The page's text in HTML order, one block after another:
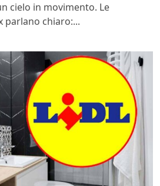
cielo in movimento. Le
parlano chiaro:...